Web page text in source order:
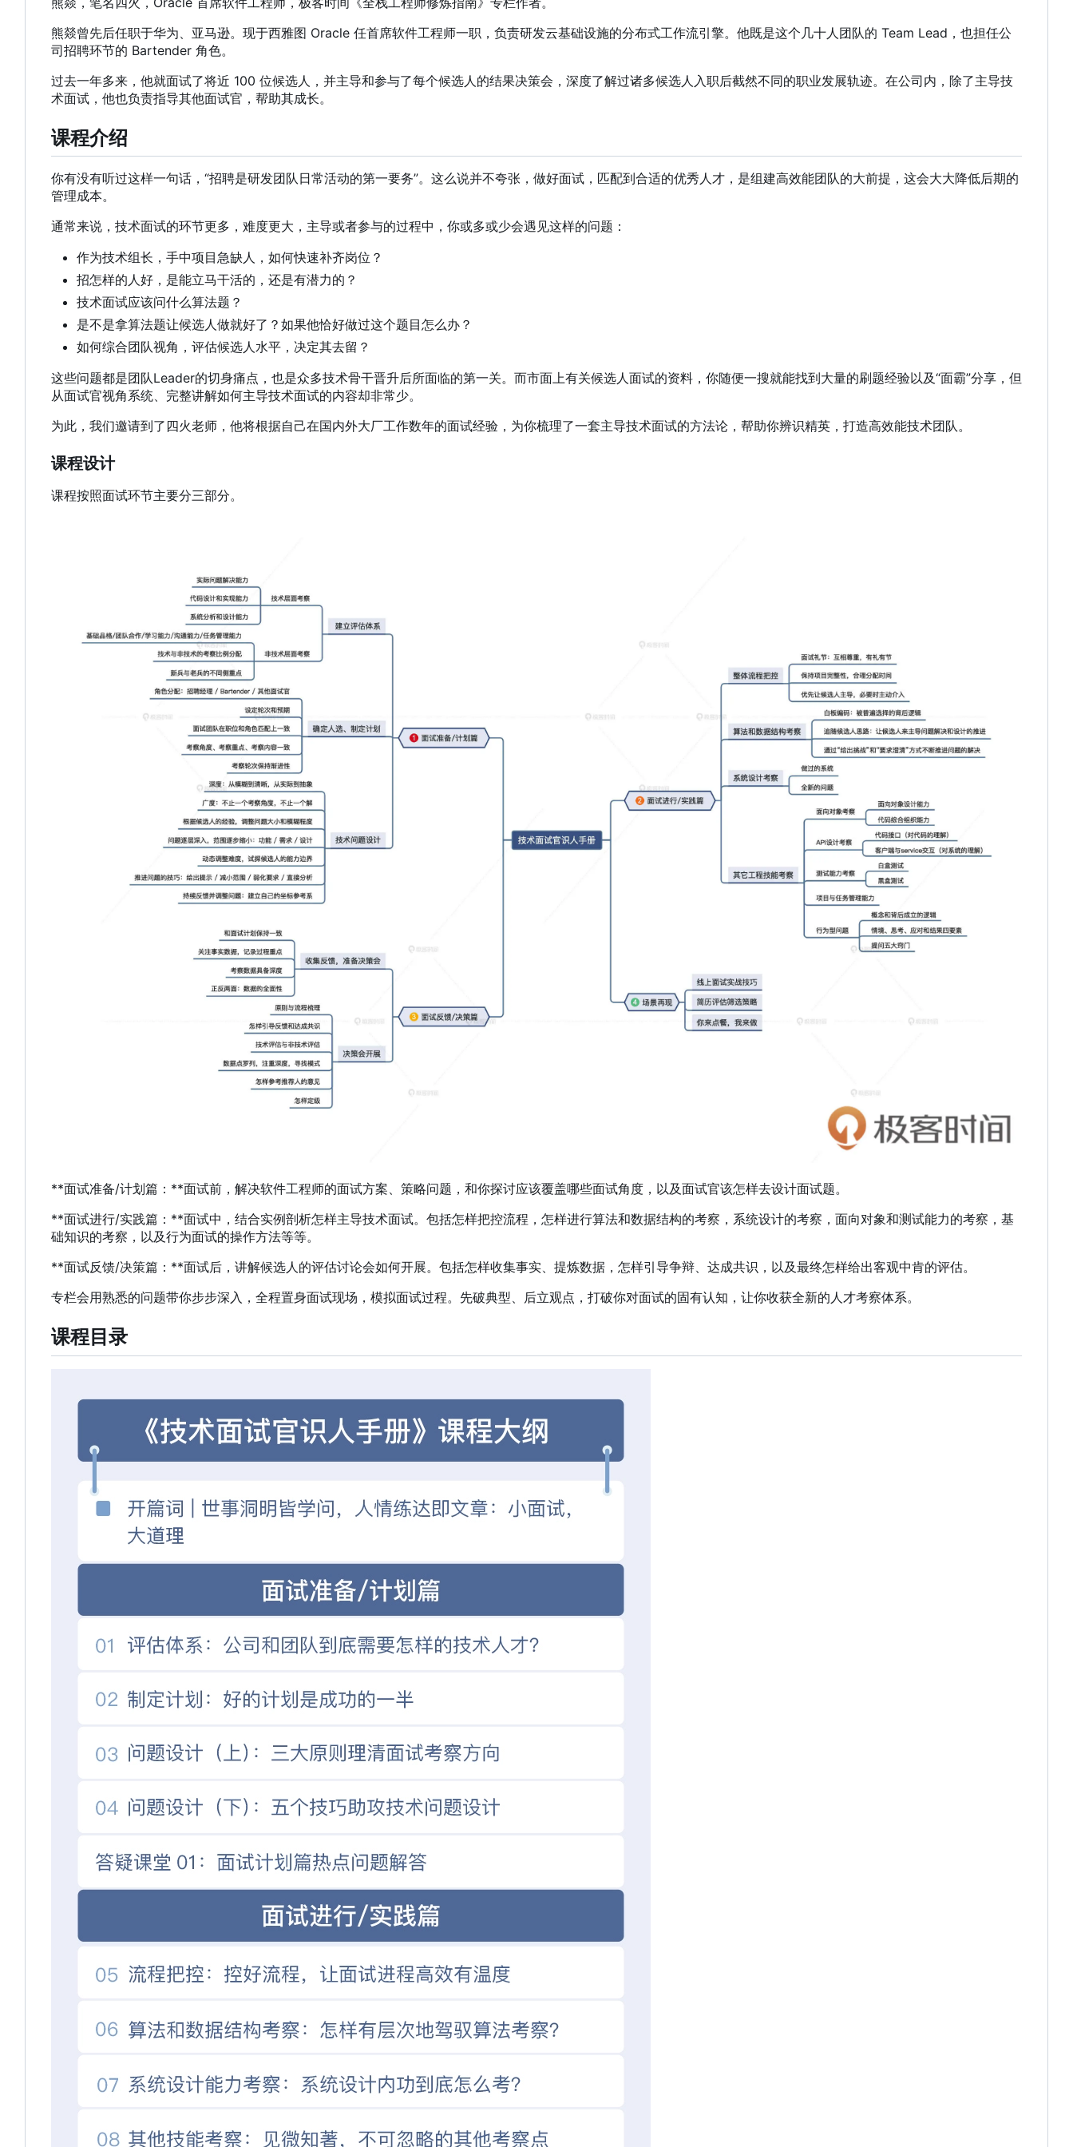
熊燚曾先后任职于华为、亚马逊。现于西雅图 Oracle 任首席软件工程师一职，负责研发云基础设施的分布式工作流引擎。他既是这个几十人团队的 Team Lead ， 也担任公
司招聘环节的 Bartender 角色。
过去一年多来，他就面试了将近 100 位候选人，并主导和参与了每个候选人的结果决策会，深度了解过诸多候选人入职后截然不同的职业发展轨迹。在公司内，除了主导技
术面试，他也负责指导其他面试官，帮助其成长。
课程介绍
你有没有听过这样一句话，“招聘是研发团队日常活动的第一要务”。这么说并不夸张，做好面试，匹配到合适的优秀人才，是组建高效能团队的大前提，这会大大降低后期的
管理成本。
通常来说，技术面试的环节更多，难度更大，主导或者参与的过程中，你或多或少会遇见这样的问题：
作为技术组长，手中项目急缺人，如何快速补齐岗位？
招怎样的人好，是能立马干活的，还是有潜力的？
技术面试应该问什么算法题？
是不是拿算法题让候选人做就好了？如果他恰好做过这个题目怎么办？
如何综合团队视角，评估候选人水平，决定其去留？
这些问题都是团队Leader的切身痛点 ， 也是众多技术骨干晋升后所面临的第一关。而市面上有关候选人面试的资料 ， 你随便一搜就能找到大量的刷题经验以及“面霸”分享 ， 但
从面试官视角系统、完整讲解如何主导技术面试的内容却非常少。
为此，我们邀请到了四火老师，他将根据自己在国内外大厂工作数年的面试经验，为你梳理了一套主导技术面试的方法论，帮助你辨识精英，打造高效能技术团队。
课程设计
课程按照面试环节主要分三部分。
**面试准备/计划篇：**面试前，解决软件工程师的面试方案、策略问题，和你探讨应该覆盖哪些面试角度，以及面试官该怎样去设计面试题。
**面试进行/实践篇：**面试中，结合实例剖析怎样主导技术面试。包括怎样把控流程，怎样进行算法和数据结构的考察，系统设计的考察，面向对象和测试能力的考察，基
础知识的考察，以及行为面试的操作方法等等。
**面试反馈/决策篇：**面试后，讲解候选人的评估讨论会如何开展。包括怎样收集事实、提炼数据，怎样引导争辩、达成共识，以及最终怎样给出客观中肯的评估。
专栏会用熟悉的问题带你步步深入，全程置身面试现场，模拟面试过程。先破典型、后立观点，打破你对面试的固有认知，让你收获全新的人才考察体系。
课程目录